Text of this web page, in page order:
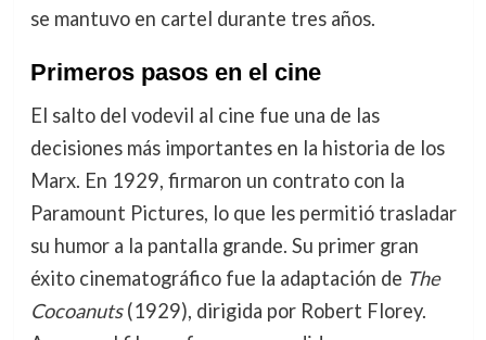
se mantuvo en cartel durante tres años.
Primeros pasos en el cine
El salto del vodevil al cine fue una de las
decisiones más importantes en la historia de los
Marx. En 1929, firmaron un contrato con la
Paramount Pictures, lo que les permitió trasladar
su humor a la pantalla grande. Su primer gran
éxito cinematográfico fue la adaptación de The
Cocoanuts(1929), dirigida por Robert Florey.